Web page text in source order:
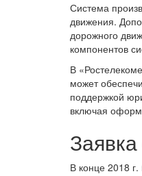
Система
движения.
дорожного
компонентов
В
может
поддержкой
включая
В конце 2018